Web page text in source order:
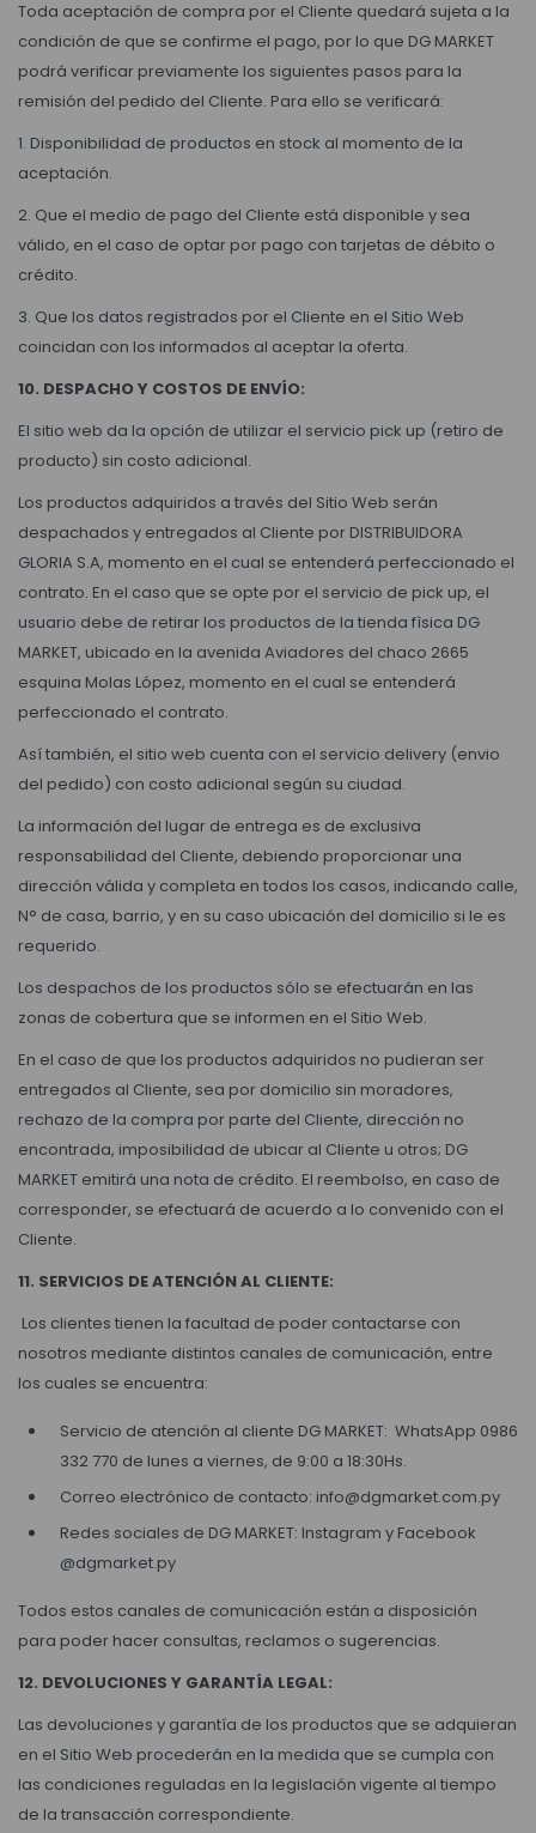
Toda aceptación de compra por el Cliente quedará sujeta a la
condición de que se confirme el pago, por lo que DG MARKET
podrá verificar previamente los siguientes pasos para la
remisión del pedido del Cliente. Para ello se verificará:
1. Disponibilidad de productos en stock al momento de la
aceptación.
2. Que el medio de pago del Cliente está disponible y sea
válido, en el caso de optar por pago con tarjetas de débito o
crédito.
3. Que los datos registrados por el Cliente en el Sitio Web
coincidan con los informados al aceptar la oferta.
10. DESPACHO Y COSTOS DE ENVÍO:
El sitio web da la opción de utilizar el servicio pick up (retiro de
producto) sin costo adicional.
Los productos adquiridos a través del Sitio Web serán
despachados y entregados al Cliente por DISTRIBUIDORA
GLORIA S.A, momento en el cual se entenderá perfeccionado el
contrato. En el caso que se opte por el servicio de pick up, el
usuario debe de retirar los productos de la tienda fìsica DG
MARKET, ubicado en la avenida Aviadores del chaco 2665
esquina Molas López, momento en el cual se entenderá
perfeccionado el contrato.
Así también, el sitio web cuenta con el servicio delivery (envio
del pedido) con costo adicional según su ciudad.
La información del lugar de entrega es de exclusiva
responsabilidad del Cliente, debiendo proporcionar una
dirección válida y completa en todos los casos, indicando calle,
N° de casa, barrio, y en su caso ubicación del domicilio si le es
requerido.
Los despachos de los productos sólo se efectuarán en las
zonas de cobertura que se informen en el Sitio Web.
En el caso de que los productos adquiridos no pudieran ser
entregados al Cliente, sea por domicilio sin moradores,
rechazo de la compra por parte del Cliente, dirección no
encontrada, imposibilidad de ubicar al Cliente u otros; DG
MARKET emitirá una nota de crédito. El reembolso, en caso de
corresponder, se efectuará de acuerdo a lo convenido con el
Cliente.
11. SERVICIOS DE ATENCIÓN AL CLIENTE:
Los clientes tienen la facultad de poder contactarse con
nosotros mediante distintos canales de comunicación, entre
los cuales se encuentra:
Servicio de atención al cliente DG MARKET: WhatsApp 0986
332 770 de lunes a viernes, de 9:00 a 18:30Hs.
Correo electrónico de contacto: info@dgmarket.com.py
Redes sociales de DG MARKET: Instagram y Facebook
@dgmarket.py
Todos estos canales de comunicación están a disposición
para poder hacer consultas, reclamos o sugerencias.
12. DEVOLUCIONES Y GARANTÍA LEGAL:
Las devoluciones y garantía de los productos que se adquieran
en el Sitio Web procederán en la medida que se cumpla con
las condiciones reguladas en la legislación vigente al tiempo
de la transacción correspondiente.